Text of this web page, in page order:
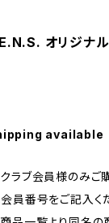
オリジナル
available
ラブ会員様のみご
員番号をご記入く